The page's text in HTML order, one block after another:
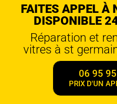
FAITES APPEL À
DISPONIBLE
Réparation et
vitres à st
06 95
PRIX D'UN